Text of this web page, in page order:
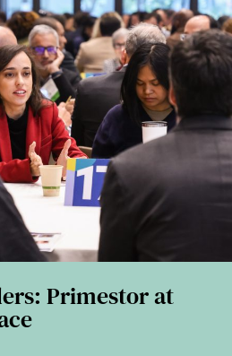
Primestor at